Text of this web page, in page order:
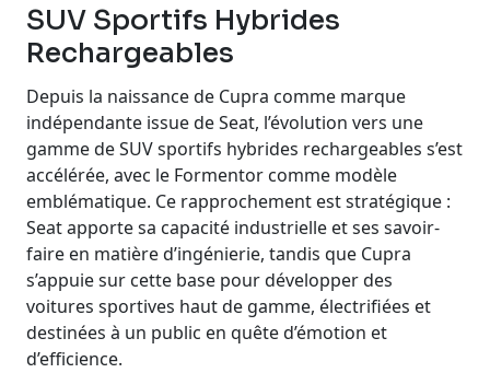
SUV Sportifs Hybrides
Rechargeables
Depuis la naissance de Cupra comme marque
indépendante issue de Seat, l’évolution vers une
gamme de SUV sportifs hybrides rechargeables s’est
accélérée, avec le Formentor comme modèle
emblématique. Ce rapprochement est stratégique :
Seat apporte sa capacité industrielle et ses savoir-
faire en matière d’ingénierie, tandis que Cupra
s’appuie sur cette base pour développer des
voitures sportives haut de gamme, électrifiées et
destinées à un public en quête d’émotion et
d’efficience.